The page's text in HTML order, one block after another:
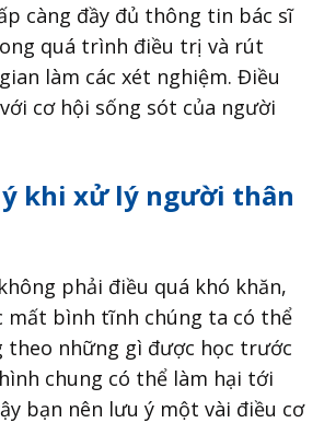
càng đầy đủ thông tin bác sĩ
quá trình điều trị và rút
làm các xét nghiệm. Điều
cơ hội sống sót của người
khi xử lý người thân
phải điều quá khó khăn,
mất bình tĩnh chúng ta có thể
theo những gì được học trước
chung có thể làm hại tới
bạn nên lưu ý một vài điều cơ